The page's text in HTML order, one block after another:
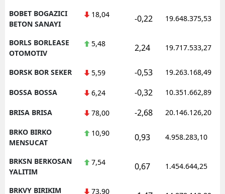
BOBET BOGAZICI
BETON SANAYI
18,04 -0,22 19.648.375,53
BORLS BORLEASE
OTOMOTIV
5,48 2,24 19.717.533,27
BORSK BOR SEKER 5,59 -0,53 19.263.168,49
BOSSA BOSSA 6,24 -0,32 10.351.662,89
BRISA BRISA 78,00 -2,68 20.146.126,20
BRKO BIRKO
MENSUCAT
10,90 0,93 4.958.283,10
BRKSN BERKOSAN
YALITIM
7,54 0,67 1.454.644,25
BRKVY BIRIKIM 73,90